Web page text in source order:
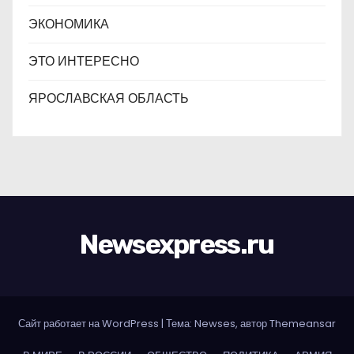
ЭКОНОМИКА
ЭТО ИНТЕРЕСНО
ЯРОСЛАВСКАЯ ОБЛАСТЬ
Newsexpress.ru
Сайт работает на WordPress | Тема: Newses, авторThemeansar